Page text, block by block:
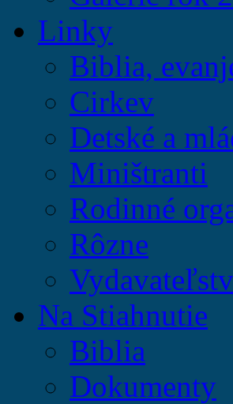
Linky
Biblia,
Cirkev
Detské a
Miništranti
Rodinné
Rôzne
Na Stiahnutie
Biblia
Dokumenty